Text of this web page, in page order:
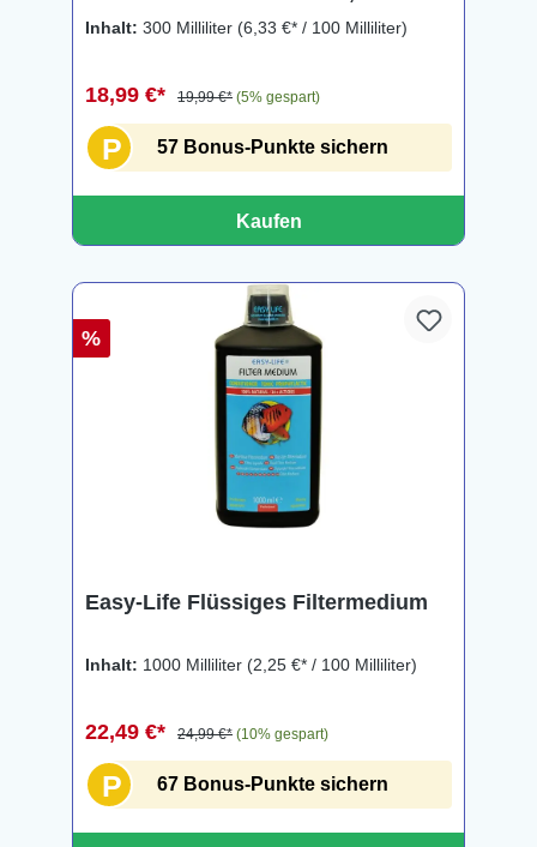
Inhalt: 300 Milliliter (6,33 €* / 100 Milliliter)
18,99 €* 19,99 €* (5% gespart)
P 57 Bonus-Punkte sichern
Kaufen
%
Easy-Life Flüssiges Filtermedium
Inhalt: 1000 Milliliter (2,25 €* / 100 Milliliter)
22,49 €* 24,99 €* (10% gespart)
P 67 Bonus-Punkte sichern